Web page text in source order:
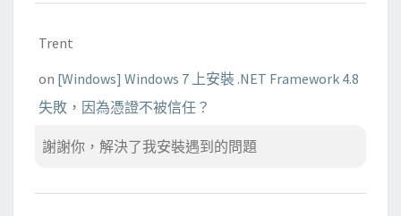
Trent
on [Windows] Windows 7 上安裝 .NET Framework 4.8
失敗，因為憑證不被信任？
謝謝你，解決了我安裝遇到的問題